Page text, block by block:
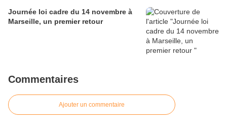
Journée loi cadre du 14 novembre à
Marseille, un premier retour
Commentaires
Ajouter un commentaire